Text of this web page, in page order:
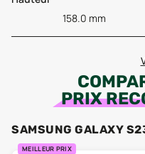
158.0 mm
PRIX
SAMSUNG GALAXY
MEILLEUR PRIX